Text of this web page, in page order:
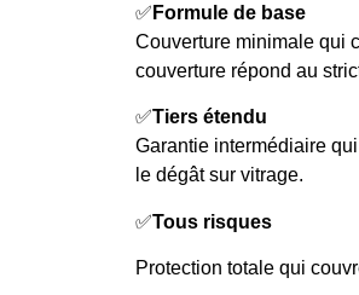
✅ Formule de base
Couverture minimale qui
couverture répond au
✅Tiers étendu
Garantie intermédiaire
le dégât sur vitrage.
✅Tous risques
Protection totale qui